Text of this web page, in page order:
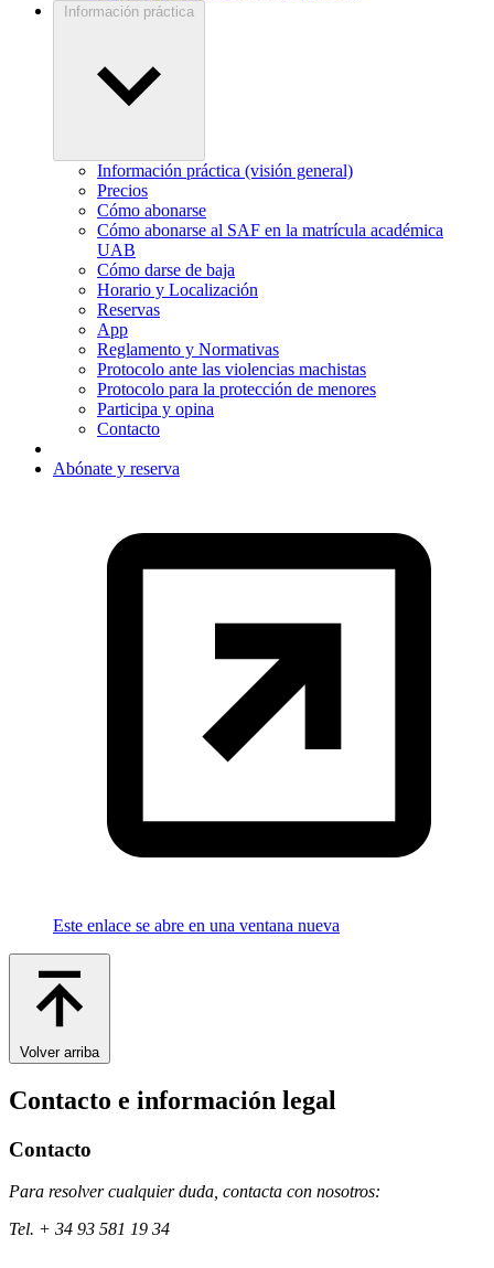
Información práctica
Información práctica (visión general)
Precios
Cómo abonarse
Cómo abonarse al SAF en la matrícula académica
UAB
Cómo darse de baja
Horario y Localización
Reservas
App
Reglamento y Normativas
Protocolo ante las violencias machistas
Protocolo para la protección de menores
Participa y opina
Contacto
Abónate y reserva
Este enlace se abre en una ventana nueva
Volver arriba
Contacto e información legal
Contacto
Para resolver cualquier duda, contacta con nosotros:
Tel. + 34 93 581 19 34